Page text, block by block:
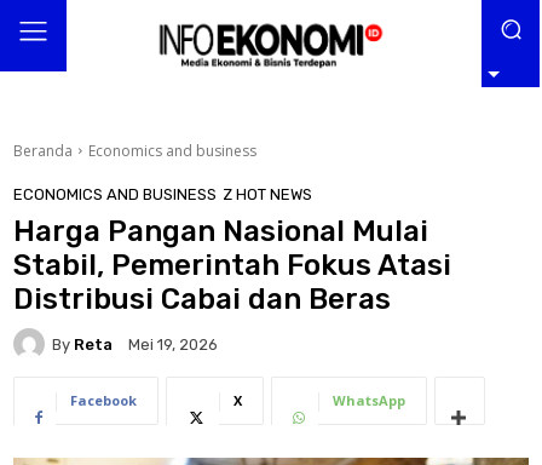
Beranda Economics and business
ECONOMICS AND BUSINESS Z HOT NEWS
Harga Pangan Nasional Mulai
Stabil, Pemerintah Fokus Atasi
Distribusi Cabai dan Beras
By Reta Mei 19, 2026
Facebook X WhatsApp